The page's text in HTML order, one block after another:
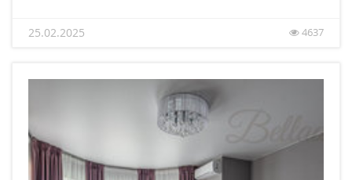
25.02.2025 4637